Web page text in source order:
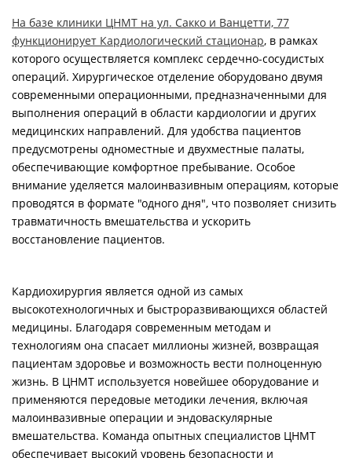
На базе клиники ЦНМТ на ул. Сакко и Ванцетти, 77
функционирует Кардиологический стационар, в рамках
которого осуществляется комплекс сердечно-сосудистых
операций. Хирургическое отделение оборудовано двумя
современными операционными, предназначенными для
выполнения операций в области кардиологии и других
медицинских направлений. Для удобства пациентов
предусмотрены одноместные и двухместные палаты,
обеспечивающие комфортное пребывание. Особое
внимание уделяется малоинвазивным операциям, которые
проводятся в формате "одного дня", что позволяет снизить
травматичность вмешательства и ускорить
восстановление пациентов.
Кардиохирургия является одной из самых
высокотехнологичных и быстроразвивающихся областей
медицины. Благодаря современным методам и
технологиям она спасает миллионы жизней, возвращая
пациентам здоровье и возможность вести полноценную
жизнь. В ЦНМТ используется новейшее оборудование и
применяются передовые методики лечения, включая
малоинвазивные операции и эндоваскулярные
вмешательства. Команда опытных специалистов ЦНМТ
обеспечивает высокий уровень безопасности и